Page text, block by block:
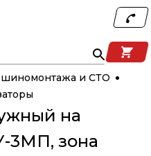
и СТО
на
3МП, зона